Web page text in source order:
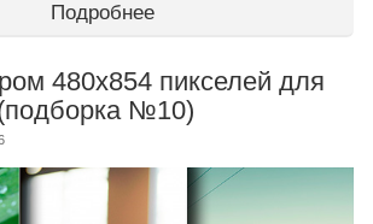
Подробнее
480x854 пикселей для
№10)